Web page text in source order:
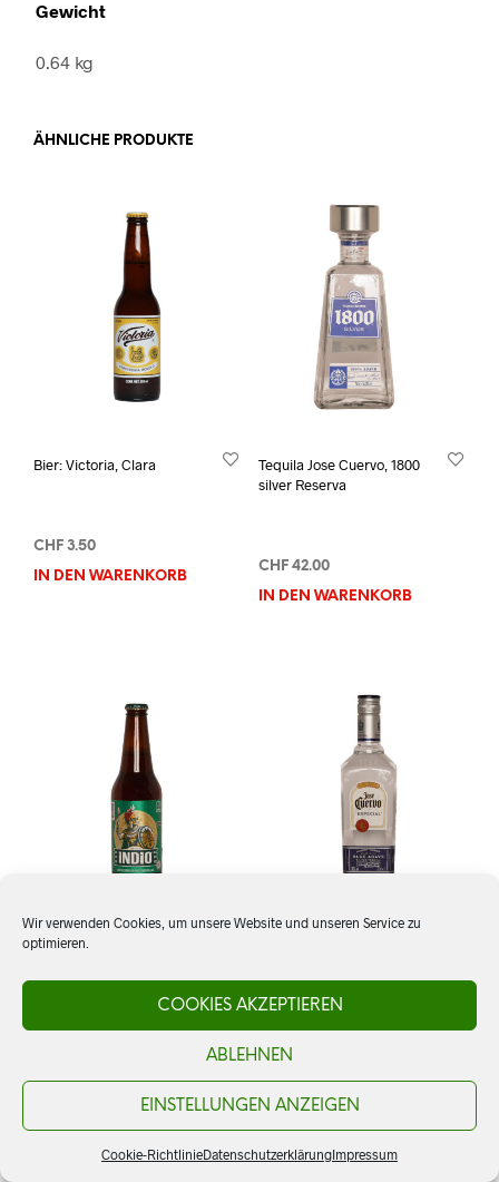
Wir verwenden Cookies, um unsere Website und unseren Service zu
optimieren.
COOKIES AKZEPTIEREN
ABLEHNEN
EINSTELLUNGEN ANZEIGEN
Cookie-RichtlinieDatenschutzerklärungImpressum
Gewicht
0.64 kg
ÄHNLICHE PRODUKTE
Bier: Victoria, Clara
CHF 3.50
IN DEN WARENKORB
Tequila Jose Cuervo, 1800
silver Reserva
CHF42.00
IN DEN WARENKORB
Especial Silver
CHF29.00